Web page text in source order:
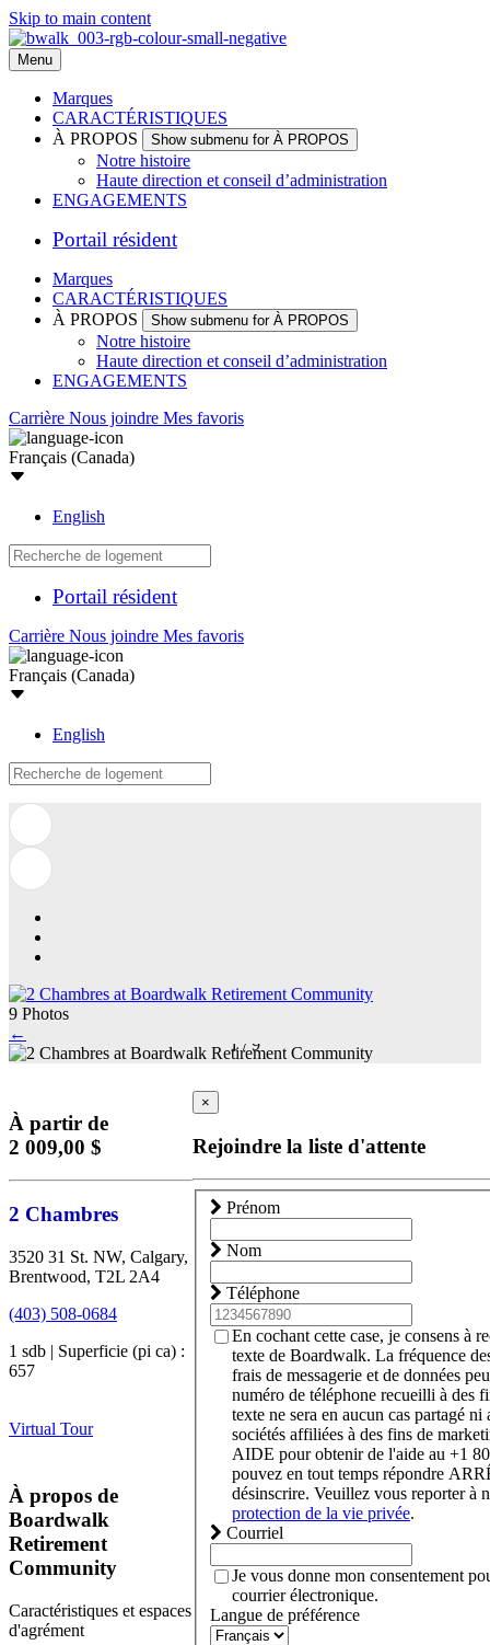
Skip to main content
Menu
Marques
CARACTÉRISTIQUES
À PROPOS
Show submenu for À PROPOS
Notre histoire
Haute direction et conseil d’administration
ENGAGEMENTS
Portail résident
Marques
CARACTÉRISTIQUES
À PROPOS
Show submenu for À PROPOS
Notre histoire
Haute direction et conseil d’administration
ENGAGEMENTS
Carrière Nous joindre Mes favoris
Français (Canada)
English
Portail résident
Carrière Nous joindre Mes favoris
Français (Canada)
English
9 Photos
←
1 / 9
À partir de
2 009,00 $
2 Chambres
3520 31 St. NW, Calgary,
Brentwood, T2L 2A4
(403) 508-0684
1 sdb | Superficie (pi ca) :
657
Virtual Tour
À propos de
Boardwalk
Retirement
Community
Caractéristiques et espaces
d'agrément
×
Rejoindre la liste d'attente
Prénom
Nom
Téléphone
En cochant cette case, je consens à
texte de Boardwalk. La fréquence
frais de messagerie et de données
numéro de téléphone recueilli à des
texte ne sera en aucun cas partagé ni
sociétés affiliées à des fins de
AIDE pour obtenir de l'aide au +1
pouvez en tout temps répondre
désinscrire. Veuillez vous reporter à
protection de la vie privée.
Courriel
Je vous donne mon consentement
courrier électronique.
Langue de préférence